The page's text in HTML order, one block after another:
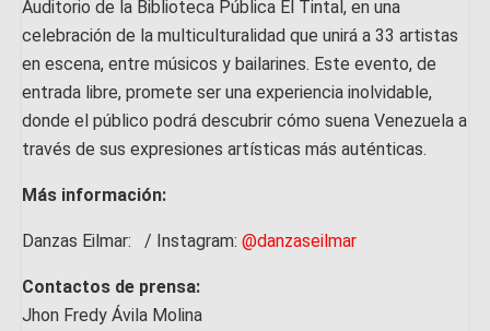
Auditorio de la Biblioteca Pública El Tintal, en una
celebración de la multiculturalidad que unirá a 33 artistas
en escena, entre músicos y bailarines. Este evento, de
entrada libre, promete ser una experiencia inolvidable,
donde el público podrá descubrir cómo suena Venezuela a
través de sus expresiones artísticas más auténticas.
Más información:
Danzas Eilmar: / Instagram: @danzaseilmar
Contactos de prensa:
Jhon Fredy Ávila Molina